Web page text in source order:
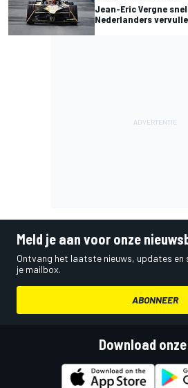
Jean-Eric Vergne
Nederlanders
Meld je aan voor onze
Ontvang het laatste nieuws, updates en
je mailbox.
ABONNEER
Download